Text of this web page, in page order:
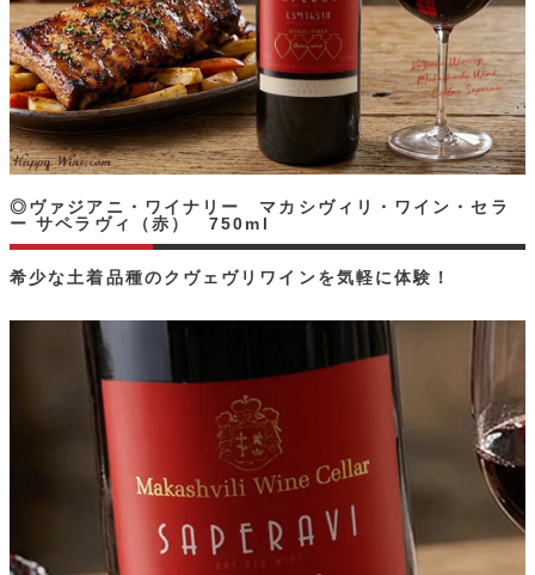
希少な土着品種のクヴェヴリワインを気軽に体験！
◎ヴァジアニ・ワイナリー マカシヴィリ・ワイン・セラ
ー サペラヴィ（赤） 750ml